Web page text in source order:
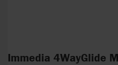
Immedia 4WayGlide